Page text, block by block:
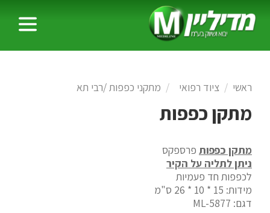
ראשי ציוד רפואי מתקני כפפות /רבי תא
מתקן כפפות
מתקן כפפות פרספקס
ניתן לתליה על הקיר
לכפפות חד פעמיות
מידות: 15 * 10 * 26 ס"מ
דגם: ML-5877